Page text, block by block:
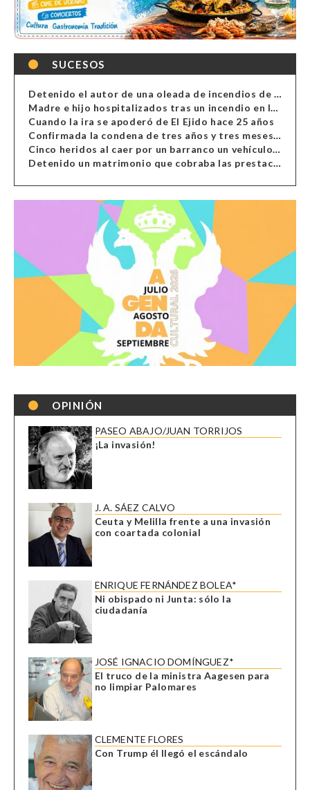
SUCESOS
Detenido el autor de una oleada de incendios de contenedores en Almería
Madre e hijo hospitalizados tras un incendio en la cocina de una vivienda en Almería
Cuando la ira se apoderó de El Ejido hace 25 años
Confirmada la condena de tres años y tres meses al hombre de Antas acusado de xenofobia
Cinco heridos al caer por un barranco un vehículo en Alcolea
Detenido un matrimonio que cobraba las prestaciones de ilegales en Almería, Granada, Málaga, Huelva y Murcia
OPINIÓN
PASEO ABAJO/JUAN TORRIJOS
¡La invasión!
J. A. SÁEZ CALVO
Ceuta y Melilla frente a una invasión
con coartada colonial
ENRIQUE FERNÁNDEZ BOLEA*
Ni obispado ni Junta: sólo la
ciudadanía
JOSÉ IGNACIO DOMÍNGUEZ*
El truco de la ministra Aagesen para
no limpiar Palomares
CLEMENTE FLORES
Con Trump él llegó el escándalo